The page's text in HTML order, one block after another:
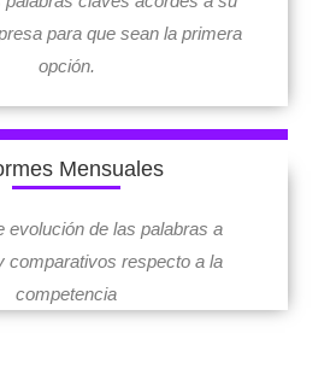
para que sean la primera
opción.
Mensuales
evolución de las palabras a
comparativos respecto a la
competencia